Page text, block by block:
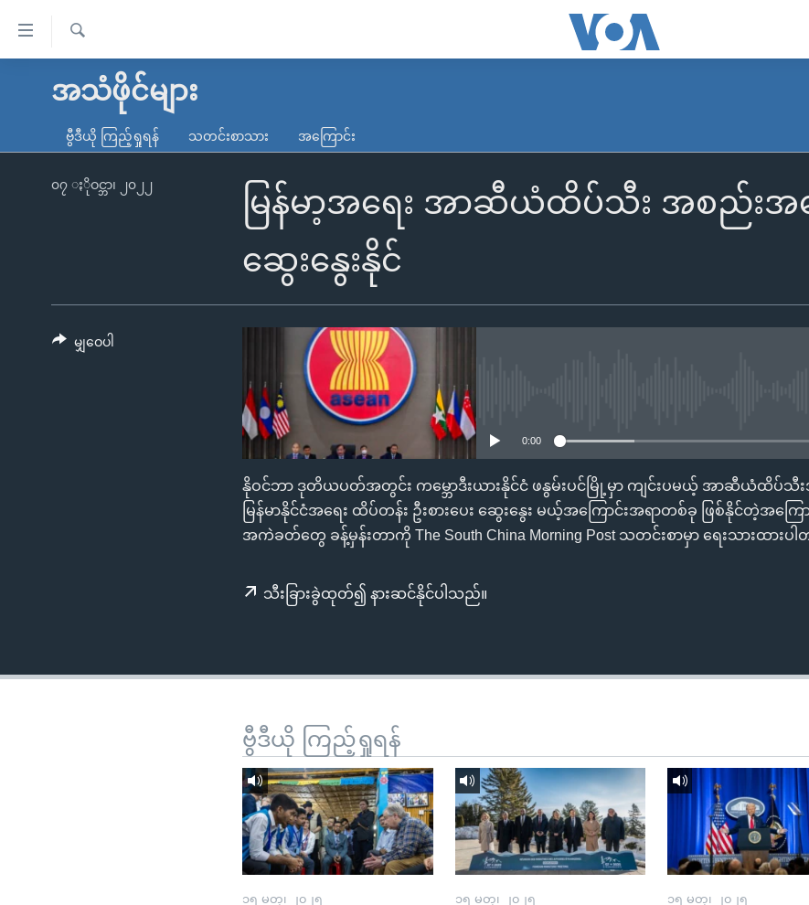
လွယ်ကူ
သည့်
မူလစာမျက်နှာ
ကမ္ဘာ့သတင်းများ
နိုင်ငံတကာ
မကြေးမုံရဲ့ အင်္ဂလိပ်စာ
ရေဒီယို
ရေဒီယိုနှင့်ရုပ်သံ အချက်အလက်များ
ရ
အသံဖိုင်များ
ဗွီဒီယို ကြည့်ရှုရန် သတင်းစာသား အကြောင်း
မြန်မာ့အရေး အာဆီယံထိပ်သီး အစည်းအ
ဆွေးနွေးနိုင်
၀၇ ႏိုဝင္ဘာ၊ ၂၀၂၂
0:00
နိုဝင်ဘာ ဒုတိယပတ်အတွင်း ကမ္ဘောဒီးယားနိုင်ငံ ဖနွမ်းပင်မြို့မှာ ကျင်းပမယ့် အာဆီယံထိပ်သီ
မြန်မာနိုင်ငံအရေး ထိပ်တန်း ဦးစားပေး ဆွေးနွေး မယ့်အကြောင်းအရာတစ်ခု ဖြစ်နိုင်တဲ့အကြေ
အကဲခတ်တွေ ခန့်မှန်းတာကို The South China Morning Post သတင်းစာမှာ ရေးသားထားပ
သီးခြားခွဲထုတ်၍ နားဆင်နိုင်ပါသည်။
မျှဝေပါ
ဗွီဒီယို ကြည့်ရှုရန်
၁၅ မတ္၊ ၂၀၂၅ ၁၅ မတ္၊ ၂၀၂၅ ၁၅ မတ္၊ ၂၀၂၅